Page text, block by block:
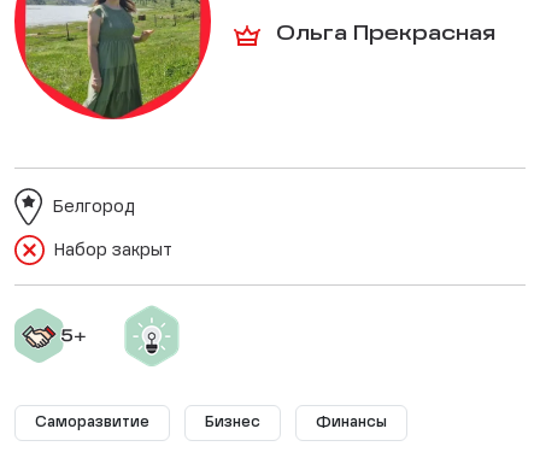
Ольга Прекрасная
Набор закрыт
Белгород
Саморазвитие Бизнес Финансы